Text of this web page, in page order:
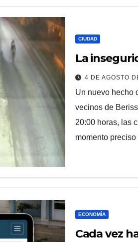
CIUDAD
La
4 DE AGOSTO
Un nuevo hecho
vecinos de
20:00 horas, las
momento
ECONOMÍA
Cada vez